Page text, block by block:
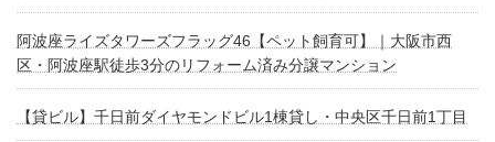
阿波座ライズタワーズフラッグ46【ペット飼育可】｜大阪市西
区・阿波座駅徒歩3分のリフォーム済み分譲マンション
【貸ビル】千日前ダイヤモンドビル1棟貸し・中央区千日前1丁目